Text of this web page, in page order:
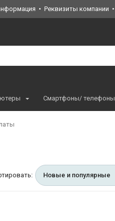
Реквизиты компании
Смартфоны/ телефоны
Новые и популярные